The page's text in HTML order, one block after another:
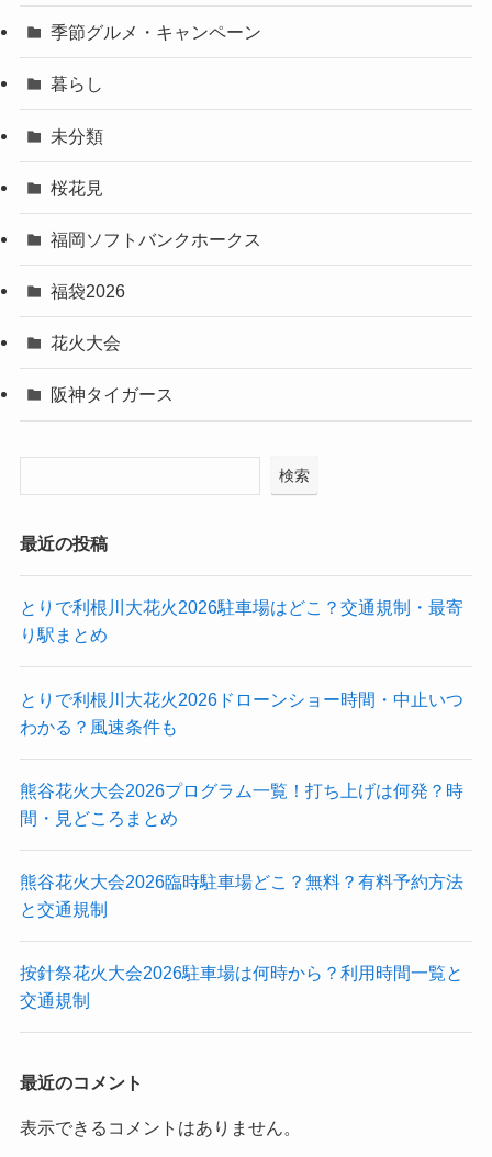
季節グルメ・キャンペーン
暮らし
未分類
桜花見
福岡ソフトバンクホークス
福袋2026
花火大会
阪神タイガース
検索
最近の投稿
とりで利根川大花火2026駐車場はどこ？交通規制・最寄
り駅まとめ
とりで利根川大花火2026ドローンショー時間・中止いつ
わかる？風速条件も
熊谷花火大会2026プログラム一覧！打ち上げは何発？時
間・見どころまとめ
熊谷花火大会2026臨時駐車場どこ？無料？有料予約方法
と交通規制
按針祭花火大会2026駐車場は何時から？利用時間一覧と
交通規制
最近のコメント
表示できるコメントはありません。